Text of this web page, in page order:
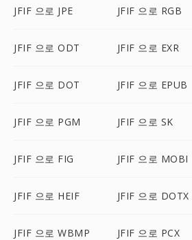
JFIF 으로 JPE JFIF 으로 RGB
JFIF 으로 ODT JFIF 으로 EXR
JFIF 으로 DOT JFIF 으로 EPUB
JFIF 으로 PGM JFIF 으로 SK
JFIF 으로 FIG JFIF 으로 MOBI
JFIF 으로 HEIF JFIF 으로 DOTX
JFIF 으로 WBMP JFIF 으로 PCX